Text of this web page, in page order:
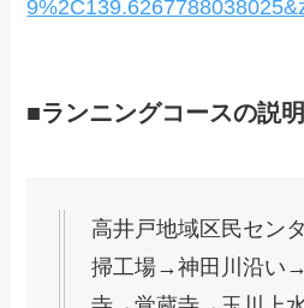
■ランニングコースの説明
高井戸地域区民セン
掃工場→神田川沿い